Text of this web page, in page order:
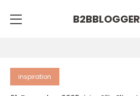
inspiration